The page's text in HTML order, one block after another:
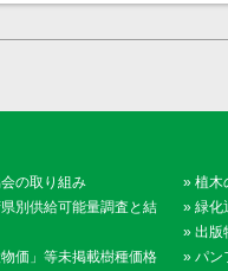
の取り組み
別供給可能量調査と結
物価」等未掲載樹種価格
» 植木
» 緑化
» 出版
» パン